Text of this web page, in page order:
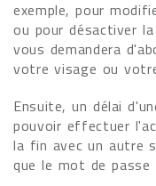
exemple, pour
ou pour désactiver
vous demandera
votre visage ou
Ensuite, un délai
pouvoir effectuer
la fin avec un autre
que le mot de